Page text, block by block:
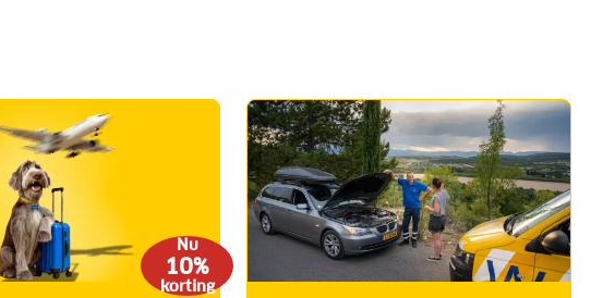
Nu
10%
korting